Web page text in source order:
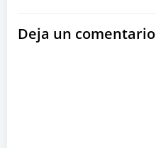
entradas
Deja un comentario